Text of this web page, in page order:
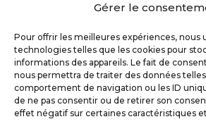
Gérer le
Pour offrir les meilleures expériences, nous
technologies telles que les cookies pour
informations des appareils. Le fait de
nous permettra de traiter des données
comportement de navigation ou les ID
de ne pas consentir ou de retirer son
effet négatif sur certaines caractéristiques
Éthique & Qualité
Recommandez notre agence
Prendre rendez-vous !